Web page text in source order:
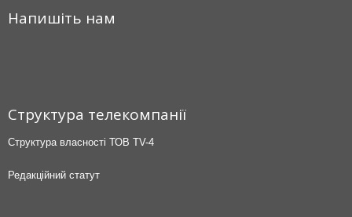
Напишіть нам
Структура телекомпанії
Структура власності ТОВ TV-4
Редакційний статут